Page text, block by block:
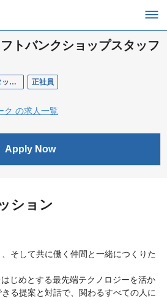
トバンクショップスタッフ
【SB】【東北】ショップスタッフ（正社員） 正社員
ク の求人一覧
Apply Now
ション
、そして共に働く仲間と一緒につくりた
じめとする最先端テクノロジーを活か
る提案と対話で、関わるすべての人に